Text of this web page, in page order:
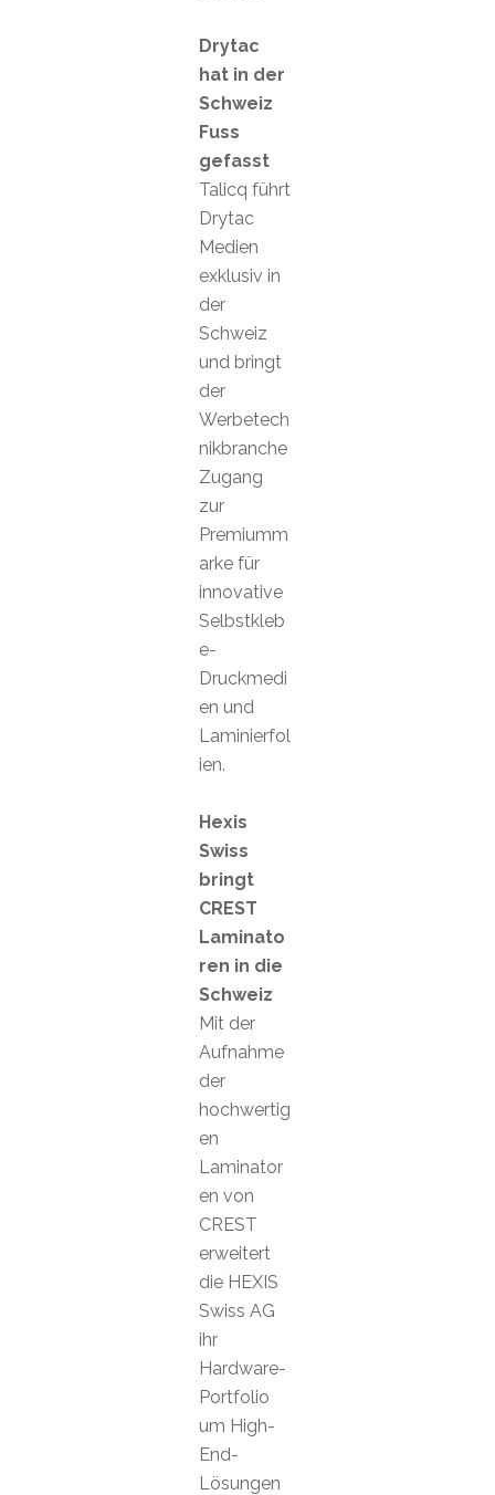
Drytac
hat in der
Schweiz
Fuss
gefasst
Talicq führt
Drytac
Medien
exklusiv in
der
Schweiz
und bringt
der
Werbetech
nikbranche
Zugang
zur
Premiumm
arke für
innovative
Selbstkleb
e-
Druckmedi
en und
Laminierfol
ien.
Hexis
Swiss
bringt
CREST
Laminato
ren in die
Schweiz
Mit der
Aufnahme
der
hochwertig
en
Laminator
en von
CREST
erweitert
die HEXIS
Swiss AG
ihr
Hardware-
Portfolio
um High-
End-
Lösungen